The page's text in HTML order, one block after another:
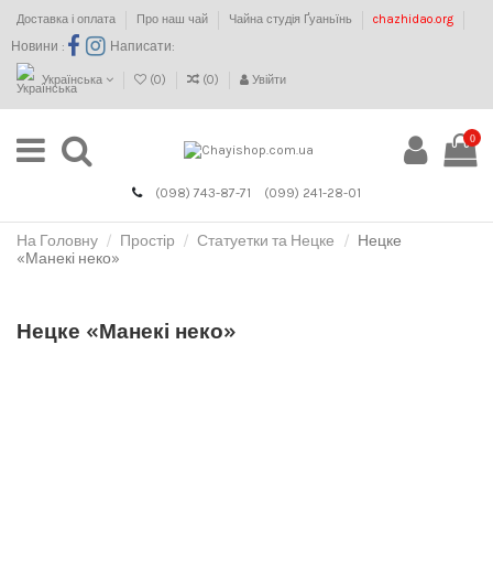
Доставка і оплата Про наш чай Чайна студія Ґуаньїнь chazhidao.org
Новини : Написати:
Українська (0) (0) Увійти
0
(098) 743-87-71 (099) 241-28-01
На Головну Простір Статуетки та Нецке
Нецке
«Манекі неко»
Нецке «Манекі неко»